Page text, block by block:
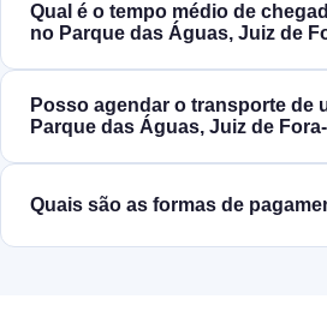
Qual é o tempo médio de
no Parque das Águas, Juiz de
Posso agendar o transporte de
Parque das Águas, Juiz de
Quais são as formas de